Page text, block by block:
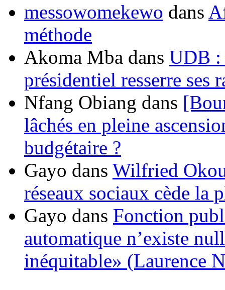
messowomekewo dans
méthode
Akoma Mba dans UDB :
présidentiel resserre ses
Nfang Obiang dans
lâchés en pleine
budgétaire ?
Gayo dans Wilfried
réseaux sociaux cède la
Gayo dans Fonction
automatique n’existe
inéquitable» (Laurence